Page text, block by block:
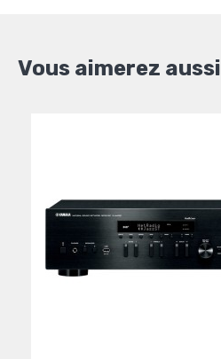
Vous aimerez aussi